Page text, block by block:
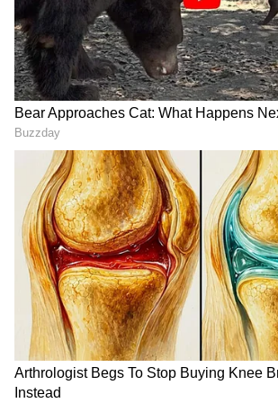
ఆఖరి 2 బంతుల్లో టీమిండియా విజయానికి
కావాల్సి ఉండగా ఐదో బంతికి సిక్సర్
ఆఖరి బంతికి అదే సీన్ రిపీట్